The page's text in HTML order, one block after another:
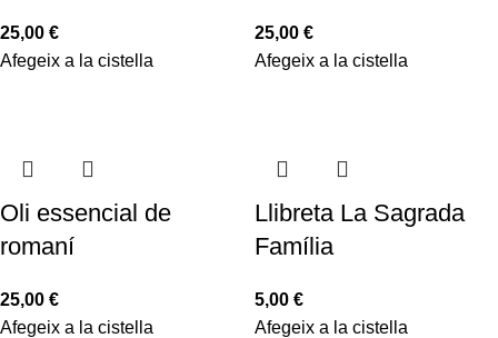
25,00 €
Afegeix a la cistella
25,00 €
Afegeix a la cistella
Oli essencial de
romaní
25,00 €
Afegeix a la cistella
Llibreta La Sagrada
Família
5,00 €
Afegeix a la cistella